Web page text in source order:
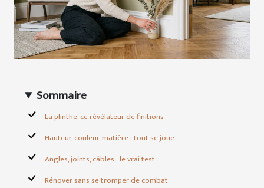
Sommaire
La plinthe, ce révélateur de finitions
Hauteur, couleur, matière : tout se joue
Angles, joints, câbles : le vrai test
Rénover sans se tromper de combat